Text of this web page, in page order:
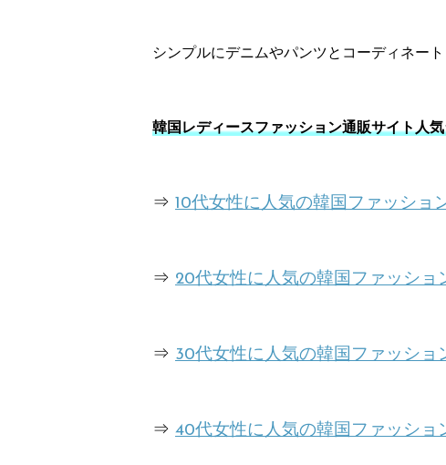
シンプルにデニムやパンツとコーディネー
韓国レディースファッション通販サイト人
⇒ 10代女性に人気の韓国ファッショ
⇒ 20代女性に人気の韓国ファッショ
⇒ 30代女性に人気の韓国ファッショ
⇒ 40代女性に人気の韓国ファッショ